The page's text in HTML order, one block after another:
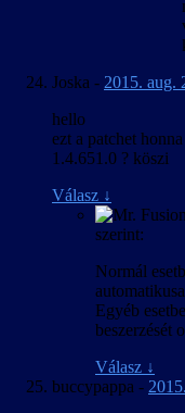
Joska - 2015. aug.
hello
ezt a patchet
1.4.651.0 ? köszi
Válasz ↓
szerint:
Normál
Egyéb
beszerzését
Válasz ↓
buccypappa -